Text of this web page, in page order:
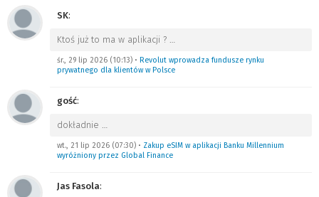
SK:
Ktoś już to ma w aplikacji ? …
śr., 29 lip 2026 (10:13) • Revolut wprowadza fundusze rynku
prywatnego dla klientów w Polsce
gość:
dokładnie …
wt., 21 lip 2026 (07:30) • Zakup eSIM w aplikacji Banku Millennium
wyróżniony przez Global Finance
Jas Fasola: